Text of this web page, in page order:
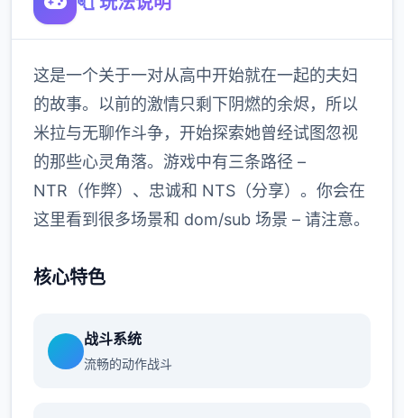
这是一个关于一对从高中开始就在一起的夫妇
的故事。以前的激情只剩下阴燃的余烬，所以
米拉与无聊作斗争，开始探索她曾经试图忽视
的那些心灵角落。游戏中有三条路径 –
NTR（作弊）、忠诚和 NTS（分享）。你会在
这里看到很多场景和 dom/sub 场景 – 请注意。
核心特色
战斗系统
流畅的动作战斗